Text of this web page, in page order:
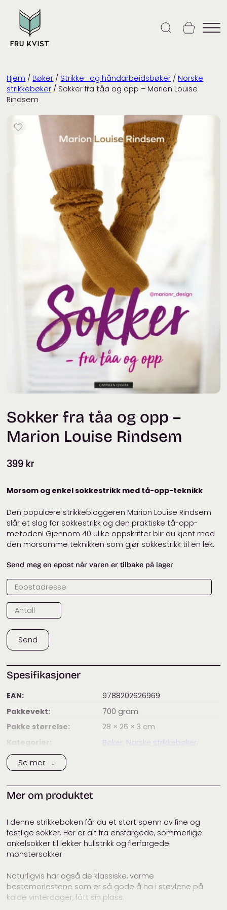
content
Hjem / Bøker / Strikke- og håndarbeidsbøker / Norske
strikkebøker / Sokker fra tåa og opp – Marion Louise
Rindsem
Sokker fra tåa og opp –
Marion Louise Rindsem
399 kr
Morsom og enkel sokkestrikk med tå-opp-teknikk
Den populære strikkebloggeren Marion Louise Rindsem
slår et slag for sokkestrikk og den praktiske tå-opp-
metoden! Gjennom 40 ulike oppskrifter blir du kjent med
den morsomme teknikken som gjør sokkestrikk til en lek.
Send meg en epost når varen er tilbake på lager
Send
Spesifikasjoner
EAN:
9788202626969
Pakkevekt:
700 gram
Pakke størrelse:
28 × 26 × 3 cm
Kategorier:
Bøker Norske strikkebøker
Se mer ↓
Mer om produktet
I denne strikkeboken får du et stort spenn av fine og
festlige sokker. Her er alt fra ensfargede, sommerlige
ankelsokker til lekker hullstrikk og flerfargede
mønstersokker.
Naturligvis har også de klassiske, varme
bestemorlestene som er så gode å ha i støvlene på
kalde vinterdager, fått sin plass.